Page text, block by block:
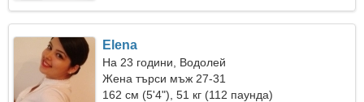
Elena
На 23 години, Водолей
Жена търси мъж 27-31
162 см (5'4"), 51 кг (112 паунда)